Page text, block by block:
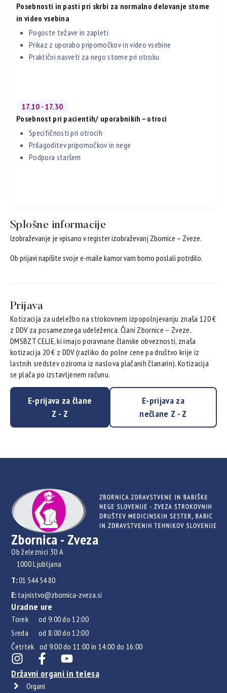
Posebnosti in pasti pri skrbi za normalno delovanje stome
in video vsebina
Pogoste težave in zapleti
Prikaz z uporabo pripomočkov in video vsebine
Praktični nasveti za nego stome pri otroku
17.10 - 17.30
Posebnost pri pacientih/ uporabnikih – otroci
Specifičnosti pri otrocih
Prilagoditev pripomočkov in nege
Podpora staršem
Splošne informacije
Izobraževanje je vpisano v register izobraževanj Zbornice – Zveze.
Ob prijavi napišite svoje e-maile kamor vam bomo poslali potrdilo.
Prijava
Kotizacija za udeležbo na strokovnem izpopolnjevanju znaša 120 €
z DDV za posameznega udeleženca. Člani Zbornice – Zveze,
DMSBZT CELJE, ki imajo poravnane članske obveznosti, znaša
kotizacija 20 € z DDV (razliko do polne cene pa društvo krije iz
lastnih sredstev oziroma iz naslova plačanih članarin). Kotizacija
se plača po izstavljenem računu.
E-prijava za člane
Z - Z
E-prijava za
nečlane Z - Z
Zbornica - Zveza
Ob železnici 30 A
1000 Ljubljana
T:01 544 54 80
E: tajnistvo@zbornica-zveza.si
Uradne ure
Torek od 9:00 do 12:00
Sreda od 8:00 do 12:00
Četrtek od 9:00 do 11:00 in 14:00 do 16:00
Državni organi in telesa
Organi